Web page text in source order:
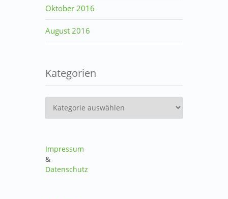
Oktober 2016
August 2016
Kategorien
Impressum
&
Datenschutz